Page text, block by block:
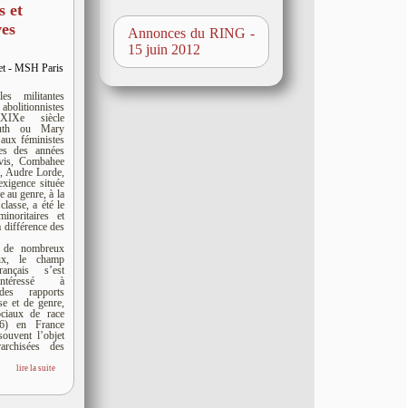
Annonces du RING -
15 juin 2012
et
- MSH Paris
militantes
siècle
ou Mary
féministes
des années
Combahee
Audre Lorde,
située
au genre, à la
a été le
et
différence des
de nombreux
le champ
s’est
à
rapports
et de genre,
de race
en France
l’objet
des
lire la suite